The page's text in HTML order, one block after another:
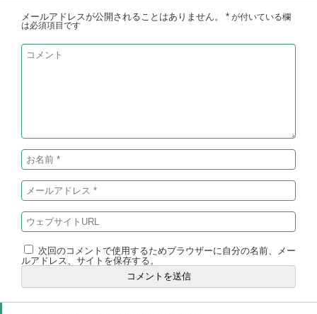
メールアドレスが公開されることはありません。 * が付いている欄
は必須項目です
次回のコメントで使用するためブラウザーに自分の名前、メー
ルアドレス、サイトを保存する。